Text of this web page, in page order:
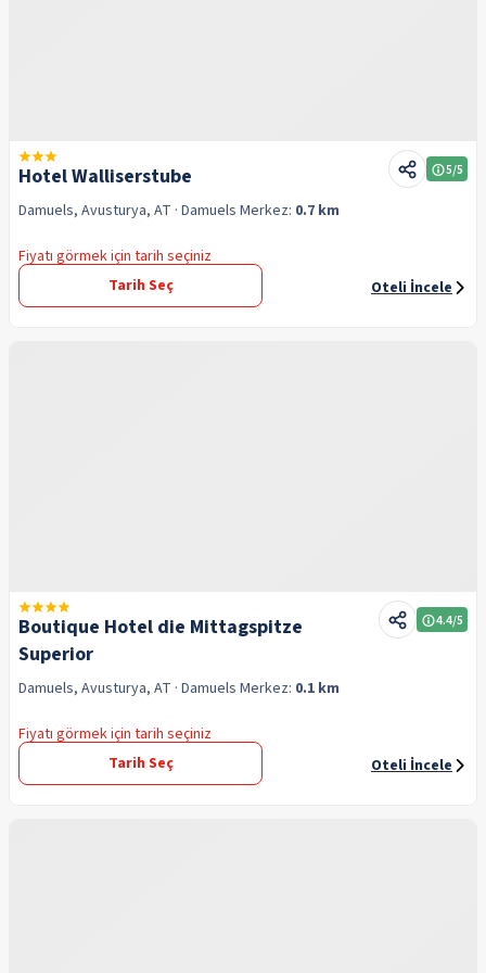
Hotel Walliserstube 5/5
Damuels, Avusturya, AT · Damuels Merkez: 0.7 km
Fiyatı görmek için tarih seçiniz
Tarih Seç
Oteli İncele
Boutique Hotel die Mittagspitze
Superior
4.4/5
Damuels, Avusturya, AT · Damuels Merkez: 0.1 km
Fiyatı görmek için tarih seçiniz
Tarih Seç
Oteli İncele